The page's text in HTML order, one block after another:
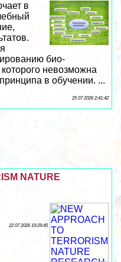
в
био-
невозможна
в обучении. ...
25 07 2026 2:41:42
NATURE
22 07 2026 19:29:45